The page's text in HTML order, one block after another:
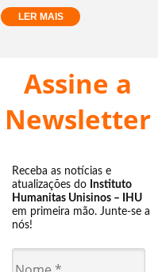
LER MAIS
Assine a
Newsletter
Receba as notícias e
atualizações do Instituto
Humanitas Unisinos – IHU
em primeira mão. Junte-se a
nós!